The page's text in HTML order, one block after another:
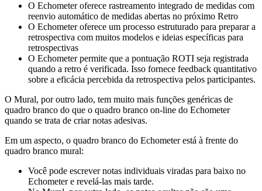
O Echometer oferece rastreamento integrado de medidas com
reenvio automático de medidas abertas no próximo Retro
O Echometer oferece um processo estruturado para preparar a
retrospectiva com muitos modelos e ideias específicas para
retrospectivas
O Echometer permite que a pontuação ROTI seja registrada
quando a retro é verificada. Isso fornece feedback quantitativo
sobre a eficácia percebida da retrospectiva pelos participantes.
O Mural, por outro lado, tem muito mais funções genéricas de
quadro branco do que o quadro branco on-line do Echometer
quando se trata de criar notas adesivas.
Em um aspecto, o quadro branco do Echometer está à frente do
quadro branco mural:
Você pode escrever notas individuais viradas para baixo no
Echometer e revelá-las mais tarde.